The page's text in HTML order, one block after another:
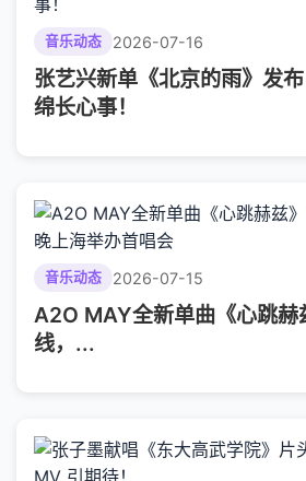
音乐动态 2026-07-16
张艺兴新单《北京的雨》发
绵长心事！
音乐动态 2026-07-15
A2O MAY全新单曲《心跳赫
线，...